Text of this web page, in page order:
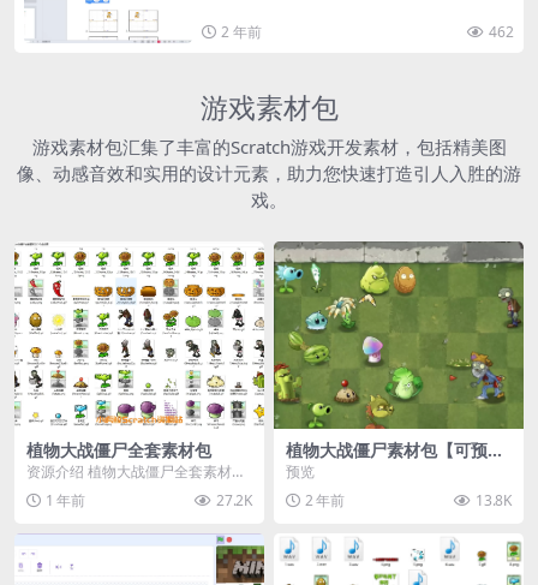
2 年前 462
游戏素材包
游戏素材包汇集了丰富的Scratch游戏开发素材，包括精美图
像、动感音效和实用的设计元素，助力您快速打造引人入胜的游
戏。
植物大战僵尸全套素材包
资源介绍 植物大战僵尸全套素材
包，包含227个丰富多样的素材，
涵盖角色、背景、动...
1 年前 27.2K
植物大战僵尸素材包【可预
览】
预览
2 年前
13.8K